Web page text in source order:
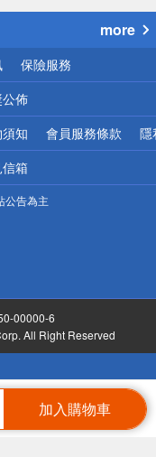
加入購物車
more
保險服務
佈
知 會員服務條款 隱
箱
公告為主
00000-6
All Right Reserved